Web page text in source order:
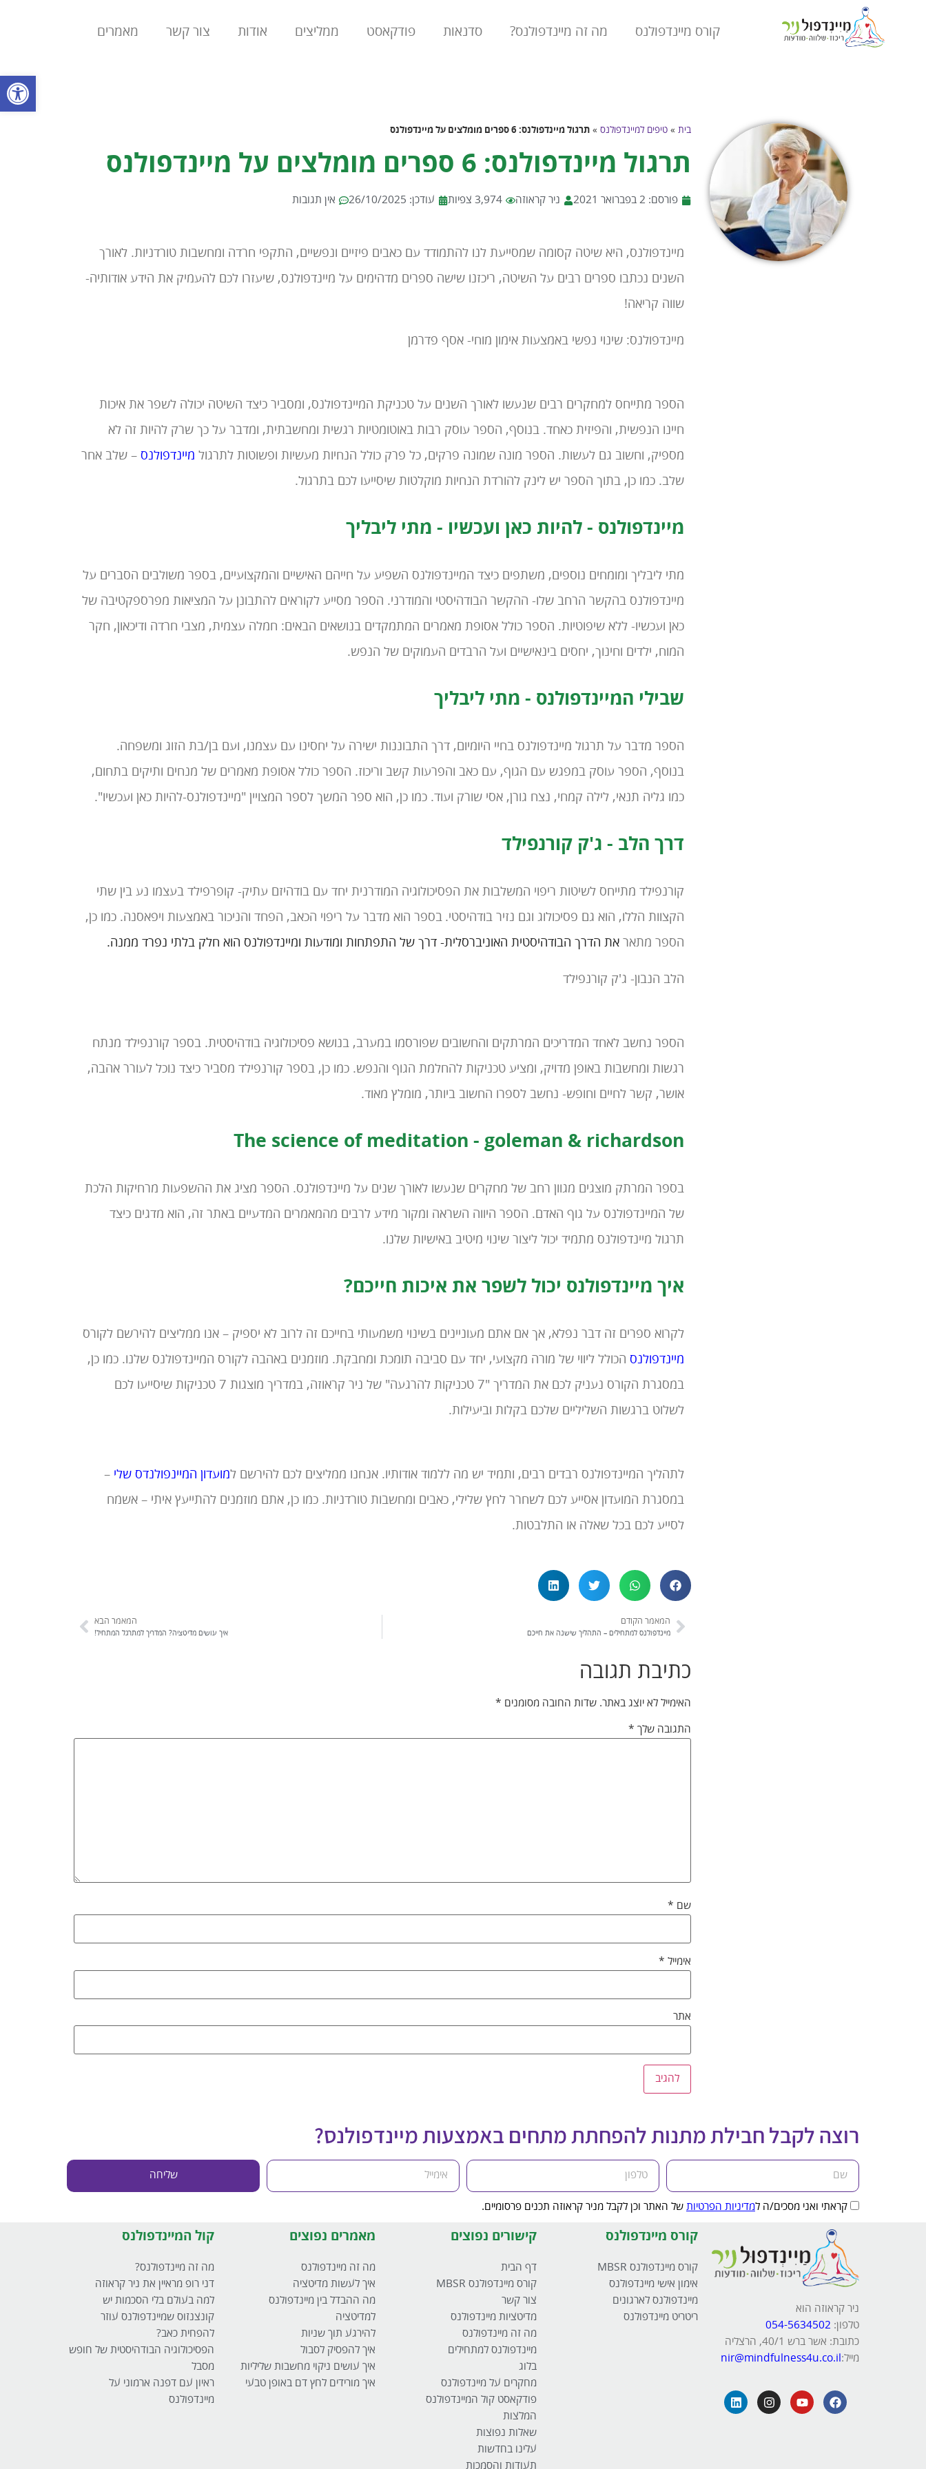
קורס מיינדפולנס מה זה מיינדפולנס? סדנאות פודקאסט ממליצים אודות צור קשר מאמרים
בית »טיפים למיינדפולנס »תרגול מיינדפולנס: 6 ספרים מומלצים על מיינדפולנס
תרגול מיינדפולנס: 6 ספרים מומלצים על מיינדפולנס
פורסם: 2 בפברואר 2021 ניר קראוזה 3,974 צפיות עודכן: 26/10/2025 אין תגובות
מיינדפולנס, היא שיטה קסומה שמסייעת לנו להתמודד עם כאבים פיזיים ונפשיים, התקפי חרדה ומחשבות טורדניות. לאורך
השנים נכתבו ספרים רבים על השיטה, ריכזנו שישה ספרים מדהימים על מיינדפולנס, שיעזרו לכם להעמיק את הידע אודותיה-
שווה קריאה!
מיינדפולנס: שינוי נפשי באמצעות אימון מוחי- אסף פדרמן
הספר מתייחס למחקרים רבים שנעשו לאורך השנים על טכניקת המיינדפולנס, ומסביר כיצד השיטה יכולה לשפר את איכות
חיינו הנפשית, והפיזית כאחד. בנוסף, הספר עוסק רבות באוטומטיות רגשית ומחשבתית, ומדבר על כך שרק להיות זה לא
מספיק, וחשוב גם לעשות. הספר מונה שמונה פרקים, כל פרק כולל הנחיות מעשיות ופשוטות לתרגול מיינדפולנס – שלב אחר
שלב. כמו כן, בתוך הספר יש לינק להורדת הנחיות מוקלטות שיסייעו לכם בתרגול.
מיינדפולנס - להיות כאן ועכשיו - מתי ליבליך
מתי ליבליך ומומחים נוספים, משתפים כיצד המיינדפולנס השפיע על חייהם האישיים והמקצועיים, בספר משולבים הסברים על
מיינדפולנס בהקשר הרחב שלו- ההקשר הבודהיסטי והמודרני. הספר מסייע לקוראים להתבונן על המציאות מפרספקטיבה של
כאן ועכשיו- ללא שיפוטיות. הספר כולל אסופת מאמרים המתמקדים בנושאים הבאים: חמלה עצמית, מצבי חרדה ודיכאון, חקר
המוח, ילדים וחינוך, יחסים בינאישיים ועל הרבדים העמוקים של הנפש.
שבילי המיינדפולנס - מתי ליבליך
הספר מדבר על תרגול מיינדפולנס בחיי היומיום, דרך התבוננות ישירה על יחסינו עם עצמנו, ועם בן/בת הזוג ומשפחה.
בנוסף, הספר עוסק במפגש עם הגוף, עם כאב והפרעות קשב וריכוז. הספר כולל אסופת מאמרים של מנחים ותיקים בתחום,
כמו גליה תנאי, לילה קמחי, נצח גורן, אסי שורק ועוד. כמו כן, הוא ספר המשך לספר המצויין "מיינדפולנס-להיות כאן ועכשיו".
דרך הלב - ג'ק קורנפילד
קורנפילד מתייחס לשיטות ריפוי המשלבות את הפסיכולוגיה המודרנית יחד עם בודהיזם עתיק- קופרפילד בעצמו נע בין שתי
הקצוות הללו, הוא גם פסיכולוג וגם נזיר בודהיסטי. בספר הוא מדבר על ריפוי הכאב, הפחד והניכור באמצעות ויפאסנה. כמו כן,
הספר מתאראת הדרך הבודהיסטית האוניברסלית- דרך של התפתחות ומודעות ומיינדפולנס הוא חלק בלתי נפרד ממנה.
הלב הנבון- ג'ק קורנפילד
הספר נחשב לאחד המדריכים המרתקים והחשובים שפורסמו במערב, בנושא פסיכולוגיה בודהיסטית. בספר קורנפילד מנתח
רגשות ומחשבות באופן מדויק, ומציע טכניקות להחלמת הגוף והנפש. כמו כן, בספר קורנפילד מסביר כיצד נוכל לעורר אהבה,
אושר, קשר לחיים וחופש- נחשב לספרו החשוב ביותר, מומלץ מאוד.
The science of meditation - goleman & richardson
בספר המרתק מוצגים מגוון רחב של מחקרים שנעשו לאורך שנים על מיינדפולנס. הספר מציג את ההשפעות מרחיקות הלכת
של המיינדפולנס על גוף האדם. הספר היווה השראה ומקור מידע לרבים מהמאמרים המדעיים באתר זה, הוא מדגים כיצד
תרגול מיינדפולנס מתמיד יכול ליצור שינוי מיטיב באישיות שלנו.
איך מיינדפולנס יכול לשפר את איכות חייכם?
לקרוא ספרים זה דבר נפלא, אך אם אתם מעוניינים בשינוי משמעותי בחייכם זה לרוב לא יספיק – אנו ממליצים להירשם לקורס
מיינדפולנס הכולל ליווי של מורה מקצועי, יחד עם סביבה תומכת ומחבקת. מוזמנים באהבה לקורס המיינדפולנס שלנו. כמו כן,
במסגרת הקורס נעניק לכם את המדריך "7 טכניקות להרגעה" של ניר קראוזה, במדריך מוצגות 7 טכניקות שיסייעו לכם
לשלוט ברגשות השליליים שלכם בקלות וביעילות.
לתהליך המיינדפולנס רבדים רבים, ותמיד יש מה ללמוד אודותיו. אנחנו ממליצים לכם להירשם למועדון המיינפולנדס שלי –
במסגרת המועדון אסייע לכם לשחרר לחץ שלילי, כאבים ומחשבות טורדניות. כמו כן, אתם מוזמנים להתייעץ איתי – אשמח
לסייע לכם בכל שאלה או התלבטות.
המאמר הקודם
מיינדפולנס למתחילים – התהליך שישנה את חייכם
המאמר הבא
איך עושים מדיטציה? המדריך למתרגל המתחיל!
כתיבת תגובה
האימייל לא יוצג באתר. שדות החובה מסומנים *
התגובה שלך *
שם *
אימייל *
אתר
רוצה לקבל חבילת מתנות להפחתת מתחים באמצעות מיינדפולנס?
קראתי ואני מסכים/ה למדיניות הפרטיות של האתר וכן לקבל מניר קראוזה תכנים פרסומיים.
שליחה
ניר קראוזה הוא
טלפון:
כתובת: אשר ברש 40/1, הרצליה
מייל:nir@mindfulness4u.co.il
קורס מיינדפולנס
קורס מיינדפולנס MBSR
אימון אישי מיינדפולנס
מיינדפולנס לארגונים
ריטריט מיינדפולנס
קישורים נפוצים
דף הבית
קורס מיינדפולנס MBSR
צור קשר
מדיטציות מיינדפולנס
מה זה מיינדפולנס
מיינדפולנס למתחילים
בלוג
מחקרים על מיינדפולנס
פודקאסט קול המיינדפולנס
המלצות
שאלות נפוצות
עלינו בחדשות
תעודות והסמכות
מאמרים נפוצים
מה זה מיינדפולנס
איך לעשות מדיטציה
מה ההבדל בין מיינדפולנס
למדיטציה
להירגע תוך שניות
איך להפסיק לסבול
איך עושים ניקוי מחשבות שליליות
איך מורידים לחץ דם באופן טבעי
קול המיינדפולנס
מה זה מיינדפולנס?
דני רופ מראיין את ניר קראוזה
למה בעולם בלי הסכמות יש
קונצנזוס שמיינדפולנס עוזר
להפחית כאב?
הפסיכולוגיה הבודהיסטית של חופש
מסבל
ראיון עם דפנה ארמוני על
מיינדפולנס
פתח